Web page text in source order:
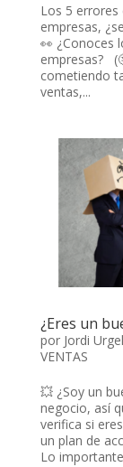
Los 5 errores
empresas,
👀 ¿Conoces
empresas?
cometiendo
ventas,...
¿Eres un
por Jordi
VENTAS
💥 ¿Soy un
negocio, así
verifica si
un plan de
Lo